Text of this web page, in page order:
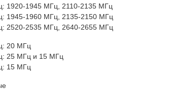
1920-1945 МГц, 2110-2135 МГц
1945-1960 МГц, 2135-2150 МГц
2520-2535 МГц, 2640-2655 МГц
20 МГц
25 МГц и 15 МГц
15 МГц